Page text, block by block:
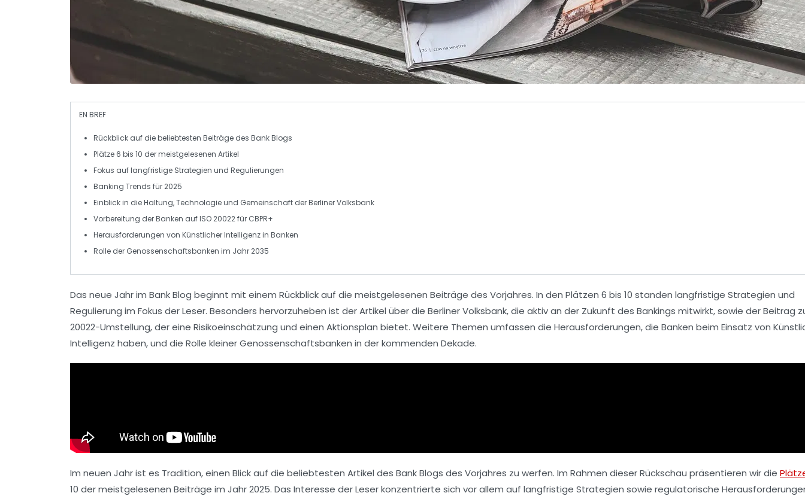
EN BREF
Rückblick auf die beliebtesten Beiträge des Bank Blogs
Plätze6 bis 10 der meistgelesenen Artikel
Fokus auflangfristige Strategien und Regulierungen
Banking Trends für2025
Einblick in dieHaltung,Technologieund Gemeinschaft derBerliner Volksbank
Vorbereitung der Banken aufISO 20022für CBPR+
Herausforderungen von Künstlicher Intelligenzin Banken
Rolle der Genossenschaftsbanken im Jahr2035
Das neue Jahr im Bank Blog beginnt mit einem Rückblick auf die meistgelesenen Beiträge des Vorjahres. In den Plätzen 6 bis 10 standen langfristige Strategien und
Regulierung im Fokus der Leser. Besonders hervorzuheben ist der Artikel über die Berliner Volksbank, die aktiv an der Zukunft des Bankings mitwirkt, sowie der Beitrag
20022-Umstellung, der eine Risikoeinschätzung und einen Aktionsplan bietet. Weitere Themen umfassen die Herausforderungen, die Banken beim Einsatz von
Intelligenz haben, und die Rolle kleiner Genossenschaftsbanken in der kommenden Dekade.
Im neuen Jahr ist es Tradition, einen Blick auf die beliebtesten Artikel des Bank Blogs des Vorjahres zu werfen. Im Rahmen dieser Rückschau präsentieren wir die
10 der meistgelesenen Beiträge im Jahr 2025. Das Interesse der Leser konzentrierte sich vor allem auf langfristige Strategien sowie regulatorische